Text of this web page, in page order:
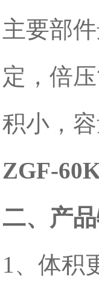
主要部
定，倍
积小，
ZGF-
二、产
1、体积